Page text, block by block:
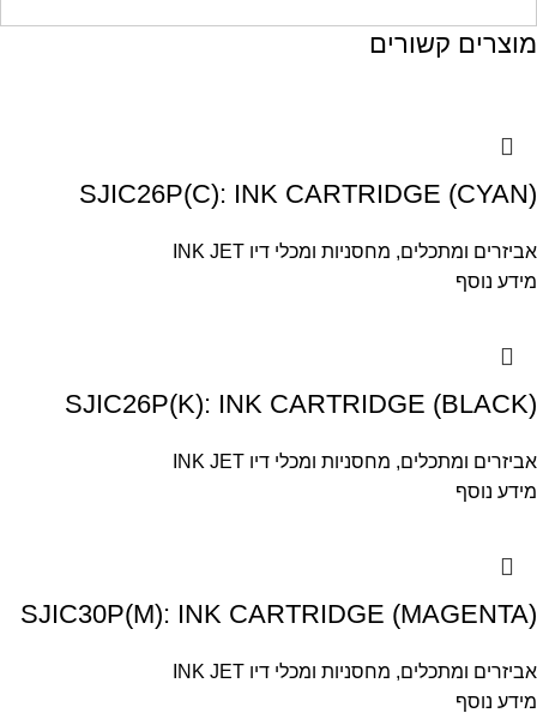
מוצרים קשורים
SJIC26P(C): INK CARTRIDGE (CYAN)
אביזרים ומתכלים, מחסניות ומכלי דיו INK JET
מידע נוסף
SJIC26P(K): INK CARTRIDGE (BLACK)
אביזרים ומתכלים, מחסניות ומכלי דיו INK JET
מידע נוסף
SJIC30P(M): INK CARTRIDGE (MAGENTA)
אביזרים ומתכלים, מחסניות ומכלי דיו INK JET
מידע נוסף